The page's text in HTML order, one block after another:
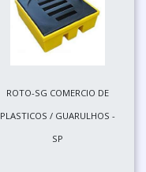
ROTO-SG COMERCIO DE
PLASTICOS / GUARULHOS -
SP